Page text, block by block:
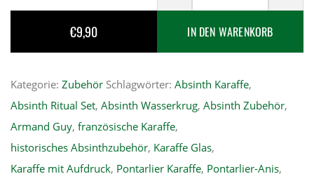
Caraffe
Pontarlier
Menge
€9,90 IN DEN WARENKORB
Kategorie: Zubehör Schlagwörter: Absinth Karaffe,
Absinth Ritual Set, Absinth Wasserkrug, Absinth Zubehör,
Armand Guy, französische Karaffe,
historisches Absinthzubehör, Karaffe Glas,
Karaffe mit Aufdruck, Pontarlier Karaffe, Pontarlier-Anis,